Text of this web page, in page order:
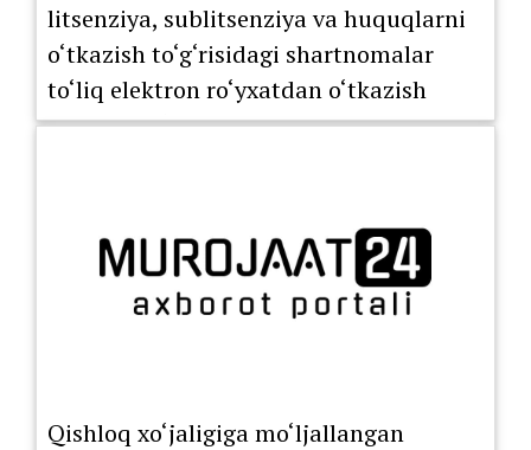
litsenziya, sublitsenziya va huquqlarni
o‘tkazish to‘g‘risidagi shartnomalar
to‘liq elektron ro‘yxatdan o‘tkazish
tartibiga o‘tkazildi.
Qishloq xo‘jaligiga mo‘ljallangan